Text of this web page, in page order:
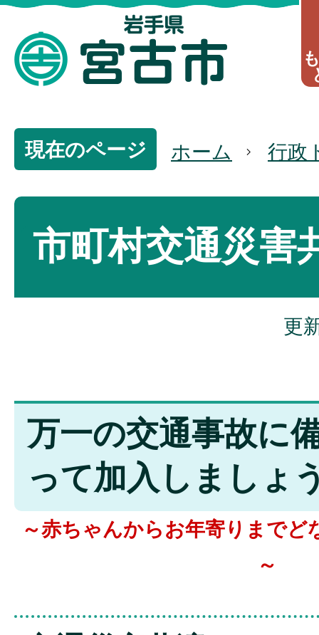
現在のページ ホーム 行政
市町村交通災害
更
万一の交通事故に
って加入しましょ
～赤ちゃんからお年寄りまでど
～